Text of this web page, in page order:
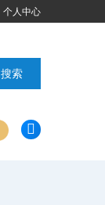
个人中心
搜索